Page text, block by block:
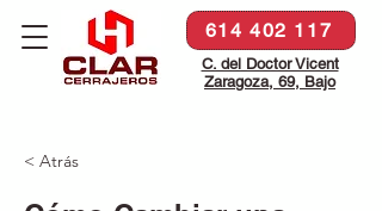
614 402 117
C. del Doctor Vicent
Zaragoza, 69, Bajo
< Atrás